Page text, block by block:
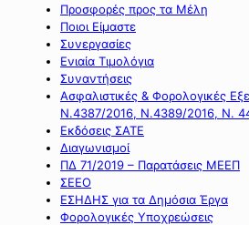
Προσφορές προς τα Μέλη
Ποιοι Είμαστε
Συνεργασίες
Ενιαία Τιμολόγια
Συναντήσεις
Ασφαλιστικές & Φορολογικές
Ν.4387/2016, Ν.4389/2016, Ν.
Εκδόσεις ΣΑΤΕ
Διαγωνισμοί
ΠΔ 71/2019 – Παρατάσεις ΜΕΕΠ
ΣΕΕΟ
ΕΣΗΔΗΣ για τα Δημόσια Έργα
Φορολογικές Υποχρεώσεις